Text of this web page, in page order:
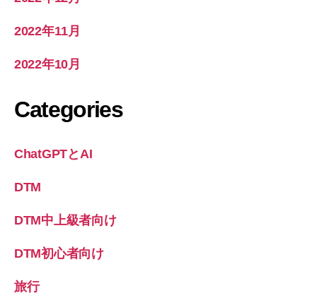
2022年11月
2022年10月
Categories
ChatGPTとAI
DTM
DTM中上級者向け
DTM初心者向け
旅行